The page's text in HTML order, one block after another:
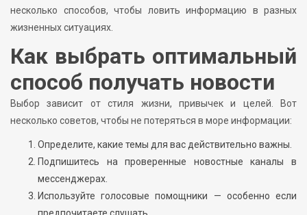
несколько способов, чтобы ловить информацию в разных
жизненных ситуациях.
Как выбрать оптимальный
способ получать новости
Выбор зависит от стиля жизни, привычек и целей. Вот
несколько советов, чтобы не потеряться в море информации:
Определите, какие темы для вас действительно важны.
Подпишитесь на проверенные новостные каналы в
мессенджерах.
Используйте голосовые помощники — особенно если